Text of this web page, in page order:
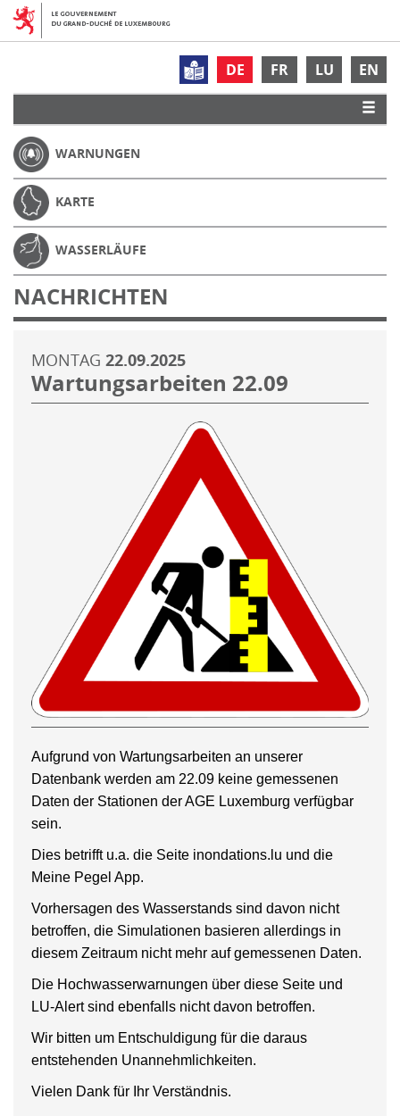
DE FR LU EN
WARNUNGEN
KARTE
WASSERLÄUFE
NACHRICHTEN
MONTAG 22.09.2025
Wartungsarbeiten 22.09
Aufgrund von Wartungsarbeiten an unserer
Datenbank werden am 22.09 keine gemessenen
Daten der Stationen der AGE Luxemburg verfügbar
sein.
Dies betrifft u.a. die Seite inondations.lu und die
Meine Pegel App.
Vorhersagen des Wasserstands sind davon nicht
betroffen, die Simulationen basieren allerdings in
diesem Zeitraum nicht mehr auf gemessenen Daten.
Die Hochwasserwarnungen über diese Seite und
LU-Alert sind ebenfalls nicht davon betroffen.
Wir bitten um Entschuldigung für die daraus
entstehenden Unannehmlichkeiten.
Vielen Dank für Ihr Verständnis.